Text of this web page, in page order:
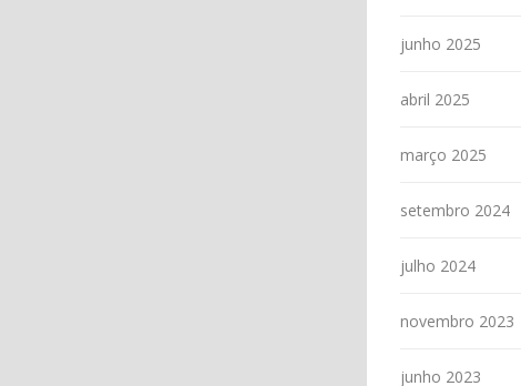
junho 2025
abril 2025
março 2025
setembro 2024
julho 2024
novembro 2023
junho 2023